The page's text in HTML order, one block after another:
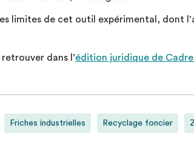
limites de cet outil expérimental, dont
dans l’édition juridique de Cadre
Friches industrielles Recyclage foncier